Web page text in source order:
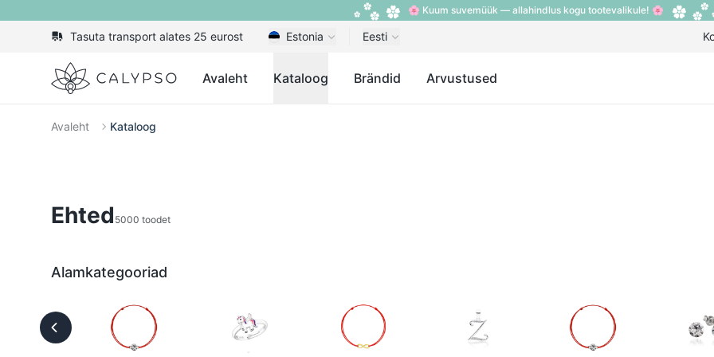
🌸 Kuum suvemüük — allahindlus kogu tootevalikule! 🌸
Tasuta transport alates 25 eurost Estonia Eesti
Calypso Avaleht Kataloog Brändid Arvustused
Avaleht Kataloog
Ehted 5000 toodet
Alamkategooriad